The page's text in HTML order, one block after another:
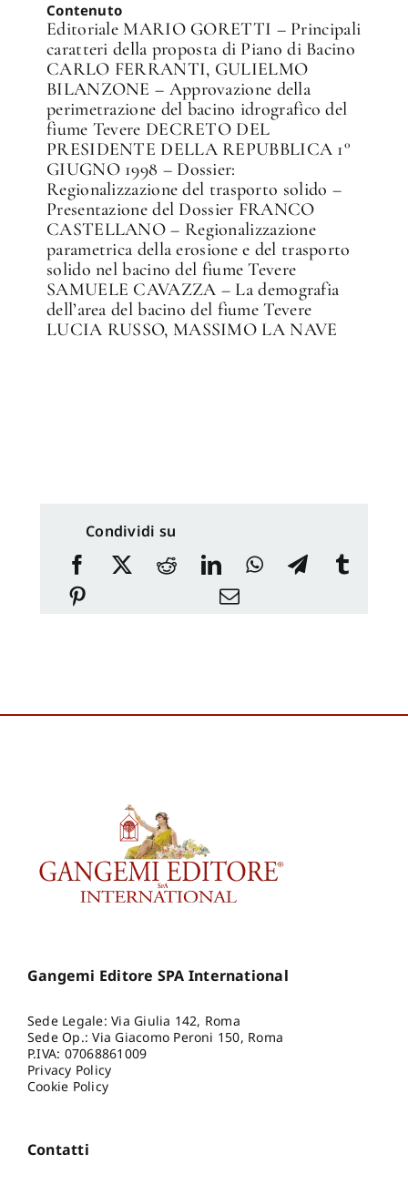
Contenuto
Editoriale MARIO GORETTI – Principali
caratteri della proposta di Piano di Bacino
CARLO FERRANTI, GULIELMO
BILANZONE – Approvazione della
perimetrazione del bacino idrografico del
fiume Tevere DECRETO DEL
PRESIDENTE DELLA REPUBBLICA 1°
GIUGNO 1998 – Dossier:
Regionalizzazione del trasporto solido –
Presentazione del Dossier FRANCO
CASTELLANO – Regionalizzazione
parametrica della erosione e del trasporto
solido nel bacino del fiume Tevere
SAMUELE CAVAZZA – La demografia
dell’area del bacino del fiume Tevere
LUCIA RUSSO, MASSIMO LA NAVE
Condividi su
Gangemi Editore SPA International
Sede Legale: Via Giulia 142, Roma
Sede Op.: Via Giacomo Peroni 150, Roma
P.IVA: 07068861009
Privacy Policy
Cookie Policy
Contatti